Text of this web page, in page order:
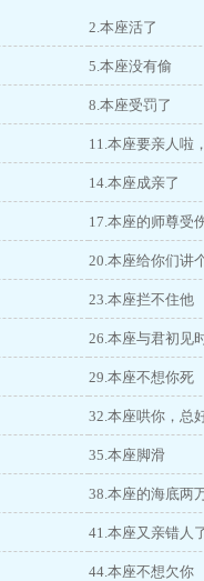
2.本座活了
5.本座没有偷
8.本座受罚了
11.本座要亲人啦
14.本座成亲了
17.本座的师尊
20.本座给你们讲
23.本座拦不住他
26.本座与君初见
29.本座不想你死
32.本座哄你，总
35.本座脚滑
38.本座的海底两
41.本座又亲错
44.本座不想欠你